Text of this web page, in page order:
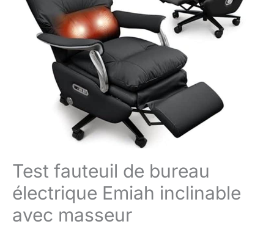
Test fauteuil de bureau
électrique Emiah inclinable
avec masseur